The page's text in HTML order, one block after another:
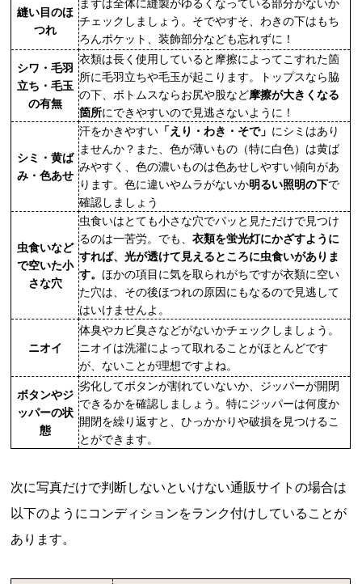
縫い目のほ
つれ
まずは全体に縫製がゆるくなっている部分がないか
チェックしましょう。そでやすそ、わきの下はもち
ろんポケット、装飾部分なども忘れずに！
シワ・毛羽
立ち・毛玉
の有無
衣類は長く使用していると摩擦によってこすれた箇
所に毛羽立ちや毛玉が起こります。トップスなら脇
の下、ボトムスならお尻や股など摩擦が大きくなる
箇所にできやすいので見逃さないように！
シミ・黄ば
み・色あせ
汗をかきやすい 「えり・わき・そで」 にシミはあり
ませんか？また、色が薄いもの（特に白色）は黄ば
みやすく、色の濃いものは色あせしやすい傾向があ
ります。色に違いやムラがないか明るい照明の下で
確認しましょう
虫食いなど
で空いた小
さな穴
虫食いはとても小さな穴でパッと見ただけで見つけ
るのは一苦労。でも、衣類を蛍光灯にかざすように
すれば、光が透けて見えるところに虫食いがありま
す。ほかの項目に気を取られがちですが衣類に空い
た穴は、その後ほつれの原因にもなるので見逃して
はいけませんよ。
ニオイ
体臭やカビ臭さなどがないかチェックしましょう。
ニオイは洗濯によって取れることがほとんどです
が、ないことが理想ですよね。
ボタンやジ
ッパーの状
態
劣化してボタンが割れていないか、ジッパーが開閉
できるかを確認しましょう。特にジッパーは何度か
開閉を繰り返すと、ひっかかりや破損を見つけるこ
とができます。
次に写真だけで判断しないといけない通販サイトの場合は
以下のようにコンディションをランク付けしていることが
あります。